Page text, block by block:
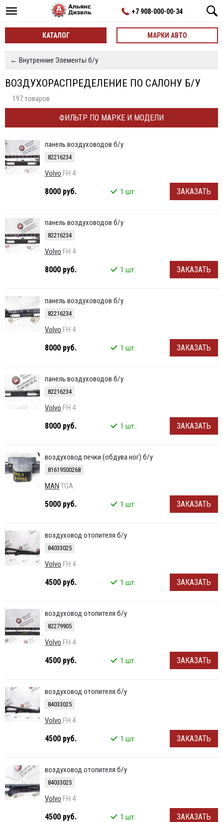
+7 908-000-00-34
КАТАЛОГ МАРКИ АВТО
← Внутренние Элементы б/у
ВОЗДУХОРАСПРЕДЕЛЕНИЕ ПО САЛОНУ Б/У
197 товаров
ФИЛЬТР ПО МАРКЕ И МОДЕЛИ
панель воздуховодов б/у
82216234
Volvo FH 4
8000 руб. 1 шт. ЗАКАЗАТЬ
панель воздуховодов б/у
82216234
Volvo FH 4
8000 руб. 1 шт. ЗАКАЗАТЬ
панель воздуховодов б/у
82216234
Volvo FH 4
8000 руб. 1 шт. ЗАКАЗАТЬ
панель воздуховодов б/у
82216234
Volvo FH 4
8000 руб. 1 шт. ЗАКАЗАТЬ
воздуховод печки (обдува ног) б/у
81619500268
MAN TGA
5000 руб. 1 шт. ЗАКАЗАТЬ
воздуховод отопителя б/у
84033025
Volvo FH 4
4500 руб. 1 шт. ЗАКАЗАТЬ
воздуховод отопителя б/у
82279905
Volvo FH 4
4500 руб. 1 шт. ЗАКАЗАТЬ
воздуховод отопителя б/у
84033025
Volvo FH 4
4500 руб. 1 шт. ЗАКАЗАТЬ
воздуховод отопителя б/у
84033025
Volvo FH 4
4500 руб. 1 шт. ЗАКАЗАТЬ